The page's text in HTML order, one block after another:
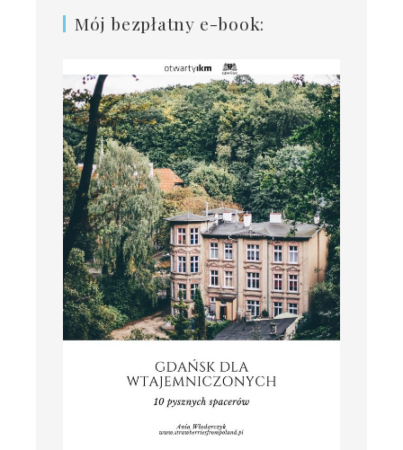
Mój bezpłatny e-book: